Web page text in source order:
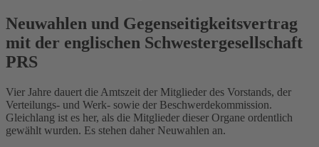
Neuwahlen und Gegenseitigkeitsvertrag
mit der englischen Schwestergesellschaft
PRS
Vier Jahre dauert die Amtszeit der Mitglieder des Vorstands, der
Verteilungs- und Werk- sowie der Beschwerdekommission.
Gleichlang ist es her, als die Mitglieder dieser Organe ordentlich
gewählt wurden. Es stehen daher Neuwahlen an.